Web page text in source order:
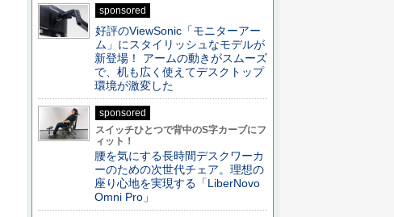
sponsored
好評のViewSonic「モニターアー
ム」にスタイリッシュなモデルが
新登場！ アームの動きがスムーズ
で、机も広く使えてデスクトップ
環境が激変した
sponsored
スイッチひとつで背中のS字カーブにフ
ィット！
腰を気にする長時間デスクワーカ
ーのための次世代チェア。理想の
座り心地を実現する「LiberNovo
Omni Pro」